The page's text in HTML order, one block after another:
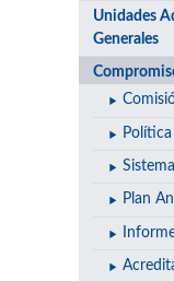
Unidades
Generales
Plan